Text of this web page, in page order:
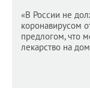
«В России не
коронавирусом
предлогом, что
лекарство на